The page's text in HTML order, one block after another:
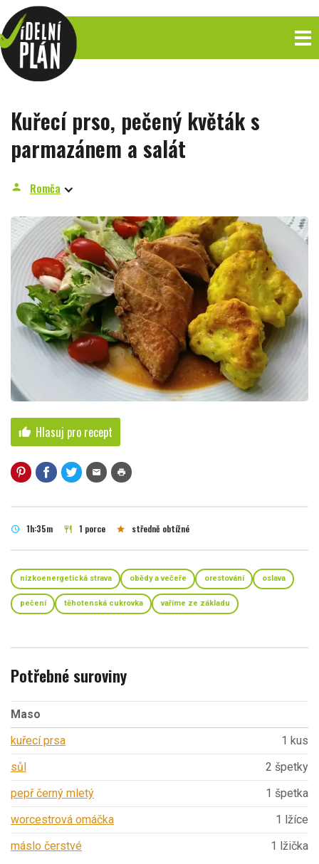
Kuřecí prso, pečený květák s
parmazánem a salát
person Romča
thumb_up Hlasuj pro recept
mail print
schedule 1h:35m restaurant 1 porce star středně obtížné
nízkoenergetická strava obědy a večeře orestování oslava
pečení těhotenská cukrovka vaříme ze základu
Potřebné suroviny
Maso
kuřecí prsa
1 kus
sůl
2 špetky
pepř černý mletý
1 špetka
worcestrová omáčka
1 lžíce
máslo čerstvé
1 lžička